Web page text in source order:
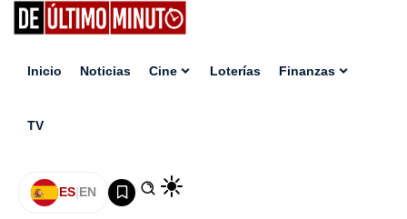
Inicio Noticias Cine Loterías Finanzas
TV
ES|EN